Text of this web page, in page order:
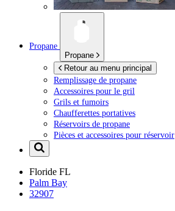
Propane
Propane
Retour au menu principal
Remplissage de propane
Accessoires pour le gril
Grils et fumoirs
Chaufferettes portatives
Réservoirs de propane
Pièces et accessoires pour réservoir
Floride FL
Palm Bay
32907